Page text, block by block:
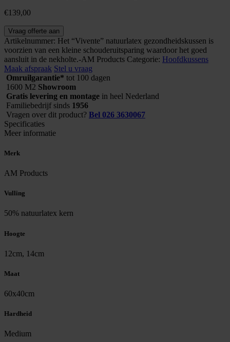
€139,00
Vivente
12
Medium
aantal
Vraag offerte aan
Artikelnummer: Het “Vivente” natuurlatex gezondheidskussen is
voorzien van een kleine schouderuitsparing waardoor het goed
aansluit in de nekholte.-AM Products Categorie: Hoofdkussens
Maak afspraak Stel u vraag
Omruilgarantie* tot 100 dagen
1600 M2 Showroom
Gratis levering en montage in heel Nederland
Familiebedrijf sinds 1956
Vragen over dit product? Bel 026 3630067
Specificaties
Meer informatie
Merk
AM Products
Vulling
50% natuurlatex kern
Hoogte
12cm, 14cm
Maat
60x40cm
Hardheid
Medium